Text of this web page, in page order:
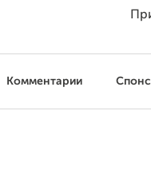
Комментарии